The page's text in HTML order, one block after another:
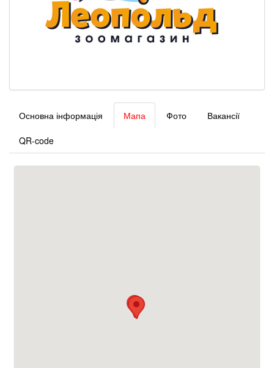
Основна інформація Мапа Фото Вакансії
QR-code